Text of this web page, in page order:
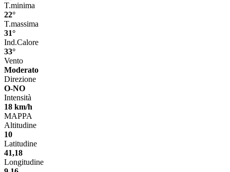
T.minima
22°
T.massima
31°
Ind.Calore
33°
Vento
Moderato
Direzione
O-NO
Intensità
18 km/h
MAPPA
Altitudine
10
Latitudine
41,18
Longitudine